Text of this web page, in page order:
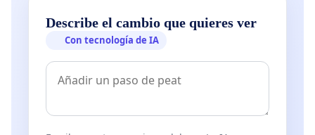
Describe el cambio que quieres ver
Con tecnología de IA